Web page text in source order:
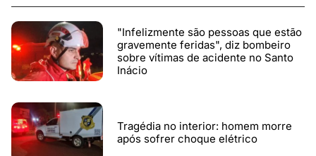
"Infelizmente são pessoas que estão
gravemente feridas", diz bombeiro
sobre vítimas de acidente no Santo
Inácio
Tragédia no interior: homem morre
após sofrer choque elétrico